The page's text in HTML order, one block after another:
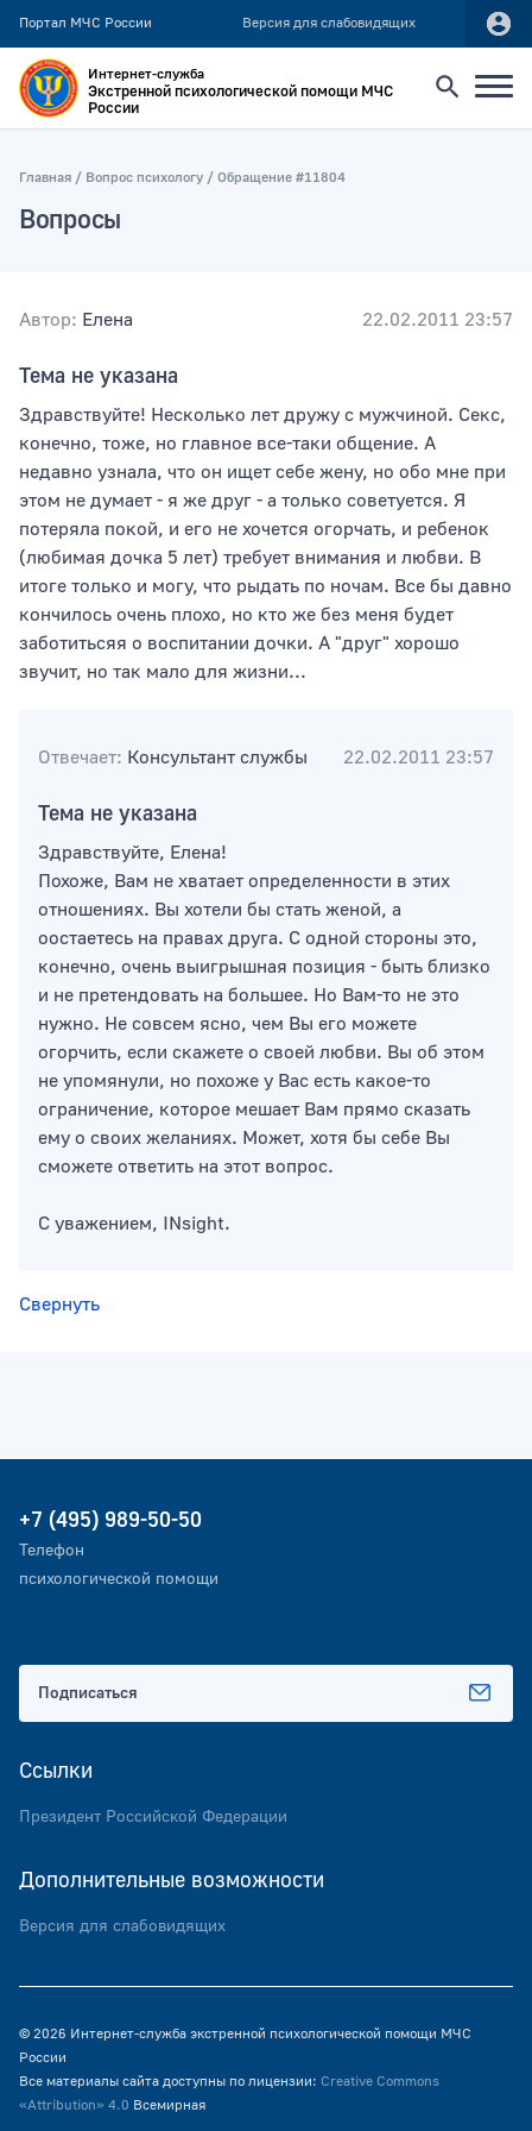
Портал МЧС России Версия для слабовидящих
Искать по:
Публикация не ранее
Публикация не позднее
Тип раздела
Сортировать по
Интернет-служба
Экстренной психологической помощи МЧС
России
Главная Вопрос психологу Обращение #11804
Вопросы
Автор: Елена 22.02.2011 23:57
Тема не указана
Здравствуйте! Несколько лет дружу с мужчиной. Секс,
конечно, тоже, но главное все-таки общение. А
недавно узнала, что он ищет себе жену, но обо мне при
этом не думает - я же друг - а только советуется. Я
потеряла покой, и его не хочется огорчать, и ребенок
(любимая дочка 5 лет) требует внимания и любви. В
итоге только и могу, что рыдать по ночам. Все бы давно
кончилось очень плохо, но кто же без меня будет
заботитьсяя о воспитании дочки. А "друг" хорошо
звучит, но так мало для жизни...
Отвечает: Консультант службы 22.02.2011 23:57
Тема не указана
Здравствуйте, Елена!
Похоже, Вам не хватает определенности в этих
отношениях. Вы хотели бы стать женой, а
оостаетесь на правах друга. С одной стороны это,
конечно, очень выигрышная позиция - быть близко
и не претендовать на большее. Но Вам-то не это
нужно. Не совсем ясно, чем Вы его можете
огорчить, если скажете о своей любви. Вы об этом
не упомянули, но похоже у Вас есть какое-то
ограничение, которое мешает Вам прямо сказать
ему о своих желаниях. Может, хотя бы себе Вы
сможете ответить на этот вопрос.
С уважением, INsight.
Свернуть
+7 (495) 989-50-50
Телефон
психологической помощи
Ссылки
Президент Российской Федерации
Дополнительные возможности
Версия для слабовидящих
Подписаться
© 2026 Интернет-служба экстренной психологической помощи МЧС
России
Все материалы сайта доступны по лицензии: Creative Commons
«Attribution» 4.0 Всемирная